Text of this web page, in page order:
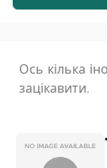
Ось кілька
зацікавити.